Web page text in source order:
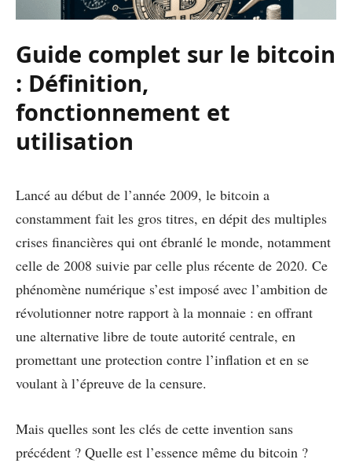
Guide complet sur le bitcoin
: Définition,
fonctionnement et
utilisation
Lancé au début de l’année 2009, le bitcoin a
constamment fait les gros titres, en dépit des multiples
crises financières qui ont ébranlé le monde, notamment
celle de 2008 suivie par celle plus récente de 2020. Ce
phénomène numérique s’est imposé avec l’ambition de
révolutionner notre rapport à la monnaie : en offrant
une alternative libre de toute autorité centrale, en
promettant une protection contre l’inflation et en se
voulant à l’épreuve de la censure.
Mais quelles sont les clés de cette invention sans
précédent ? Quelle est l’essence même du bitcoin ?